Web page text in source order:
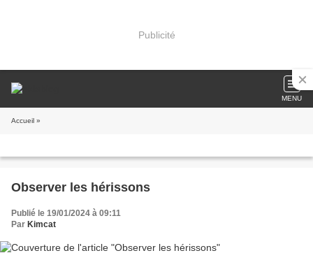
Publicité
MENU
Accueil »
Observer les hérissons
Publié le 19/01/2024 à 09:11
Par Kimcat